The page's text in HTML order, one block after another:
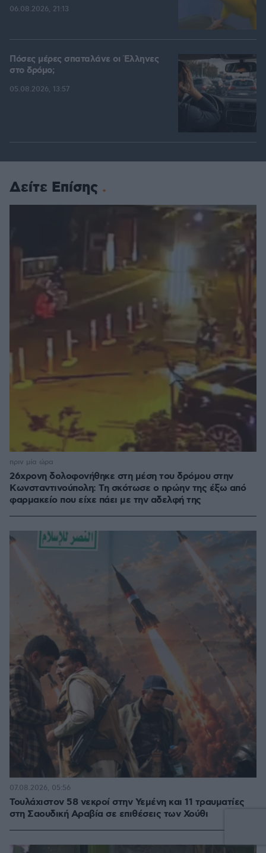
06.08.2026, 21:13
Πόσες μέρες σπαταλάνε οι Έλληνες
στο δρόμο;
05.08.2026, 13:57
Δείτε Επίσης
26χρονη δολοφονήθηκε στη μέση του δρόμου στην
Κωνσταντινούπολη: Τη σκότωσε ο πρώην της έξω από
φαρμακείο που είχε πάει με την αδελφή της
πριν μία ώρα
Τουλάχιστον 58 νεκροί στην Υεμένη και 11 τραυματίες
στη Σαουδική Αραβία σε επιθέσεις των Χούθι
07.08.2026, 05:56